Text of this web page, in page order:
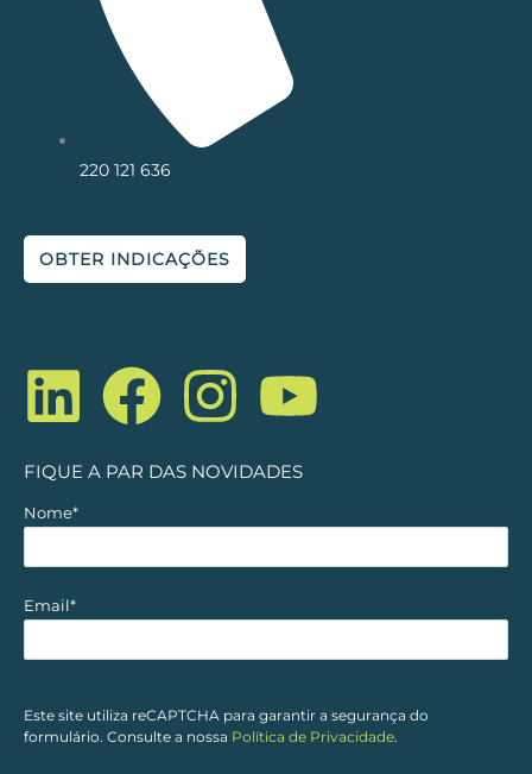
220 121 636
OBTER INDICAÇÕES
L
i
n
k
e
d
i
F
a
c
e
o
o
I
n
s
t
g
r
Y
o
u
t
b
e
FIQUE A PAR DAS NOVIDADES
Nome*
Email*
Este site utiliza reCAPTCHA para garantir a segurança do
formulário. Consulte a nossa Política de Privacidade.